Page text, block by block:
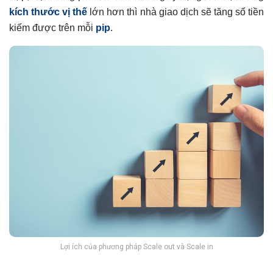
kích thước vị thế lớn hơn thì nhà giao dịch sẽ tăng số tiền
kiếm được trên mỗi pip.
Lợi ích của phương pháp Scale out và Scale in